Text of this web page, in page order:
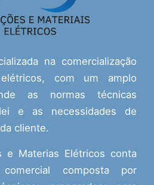
na comercialização
com um amplo
as normas técnicas
e as necessidades de
cliente.
e Materias Elétricos conta
composta por